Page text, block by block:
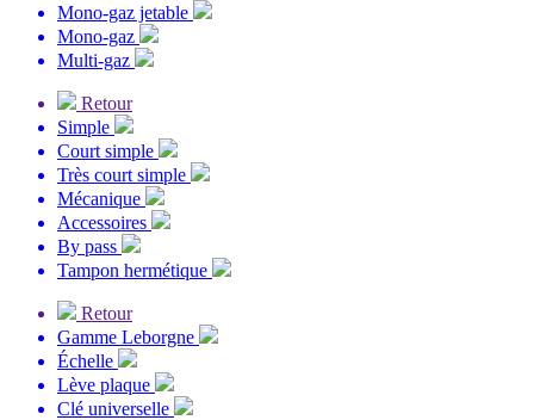
Mono-gaz jetable
Mono-gaz
Multi-gaz
Retour
Simple
Court simple
Très court simple
Mécanique
Accessoires
By pass
Tampon hermétique
Retour
Gamme Leborgne
Échelle
Lève plaque
Clé universelle